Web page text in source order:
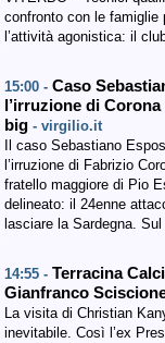
confronto con le famiglie
l’attività agonistica: il
15:00 - Caso
l’irruzione di
big - virgilio.it
Il caso Sebastiano
l’irruzione di Fabrizio
fratello maggiore di Pio
delineato: il 24enne
lasciare la Sardegna.
14:55 - Terracina
Gianfranco
La visita di Christian
inevitabile. Così l’ex